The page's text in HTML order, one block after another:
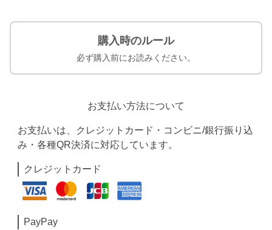
購入時のルール
必ず購入前にお読みください。
お支払い方法について
お支払いは、クレジットカード・コンビニ/銀行振り込
み・各種QR決済に対応しています。
クレジットカード
PayPay